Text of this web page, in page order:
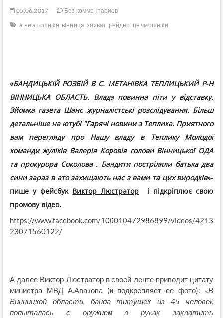
05.06.2017
Без комментариев
а не атошніки вінниця захват рейдер це чмошніки
«БАНДИЦЬКІЙ РОЗБІЙ В С. МЕТАНІВКА ТЕПЛИЦЬКИЙ Р-Н
ВІННИЦЬКА ОБЛАСТЬ. Влада повинна піти у відставку.
Зйомка газета Шанс журналістські розслідування. Більш
детальніше на ютубі "Гарячі новини з Теплика. Приятного
вам перегляду про Нашу владу в Теплику Молодої
команди жуліків Валерія Коровія голови Вінницької ОДА
та прокурора Соколова . Бандити постріляли батька два
сини зараз в ато захищають нас з вами та цих виродків»-
пише у фейсбук Виктор Люстратор і підкріплює свою
промову відео.
https://www.facebook.com/100010472986899/videos/4213
23071560122/
А далее Виктор Люстратор в своей ленте приводит цитату
министра МВД А.Авакова (и подкрепляет ее фото): «В
Винницкой области, банда титушек из 45 человек
попыталась с оружием в руках захватить